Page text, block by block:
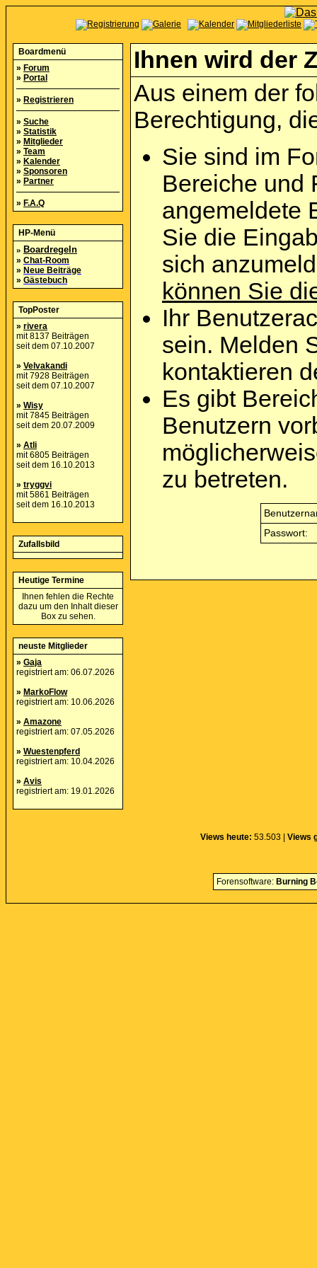
Boardmenü
» Forum
» Portal
» Registrieren
» Suche
» Statistik
» Mitglieder
» Team
» Kalender
» Sponsoren
» Partner
» F.A.Q
HP-Menü
» Boardregeln
» Chat-Room
» Neue Beiträge
» Gästebuch
TopPoster
» rivera
mit 8137 Beiträgen
seit dem 07.10.2007
» Velvakandi
mit 7928 Beiträgen
seit dem 07.10.2007
» Wisy
mit 7845 Beiträgen
seit dem 20.07.2009
» Atli
mit 6805 Beiträgen
seit dem 16.10.2013
» tryggvi
mit 5861 Beiträgen
seit dem 16.10.2013
Zufallsbild
Heutige Termine
Ihnen fehlen die Rechte
dazu um den Inhalt dieser
Box zu sehen.
neuste Mitglieder
» Gaja
registriert am: 06.07.2026
» MarkoFlow
registriert am: 10.06.2026
» Amazone
registriert am: 07.05.2026
» Wuestenpferd
registriert am: 10.04.2026
» Avis
registriert am: 19.01.2026
Ihnen wird der
Aus einem der
Berechtigung,
Sie sind im
Bereiche und
angemeldete
Sie die
sich
können Sie
Ihr
sein. Melden
kontaktieren
Es gibt
Benutzern
zu betreten.
Passwort:
Views heute: 53.503 | Views
Forensoftware: Burning